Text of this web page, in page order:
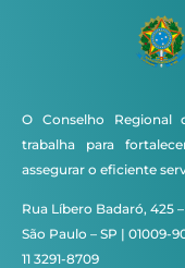
O Conselho Regional
trabalha para
assegurar o eficiente
Rua Líbero Badaró, 425
São Paulo – SP | 01009-
11 3291-8709